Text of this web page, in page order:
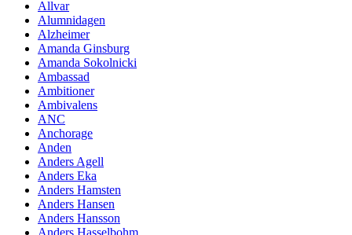
Allvar
Alumnidagen
Alzheimer
Amanda Ginsburg
Amanda Sokolnicki
Ambassad
Ambitioner
Ambivalens
ANC
Anchorage
Anden
Anders Agell
Anders Eka
Anders Hamsten
Anders Hansen
Anders Hansson
Anders Hasselbohm